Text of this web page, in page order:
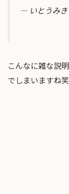
— いとうみ
こんなに雑な説
でしまいますね笑